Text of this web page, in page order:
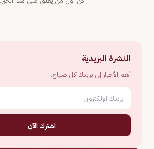
النشرة البريدية
أهم الأخبار إلى بريدك كل صباح.
اشترك الآن